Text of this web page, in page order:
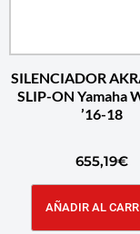
SILENCIADOR
SLIP-ON Yamaha
’16-18
655,19€
AÑADIR AL